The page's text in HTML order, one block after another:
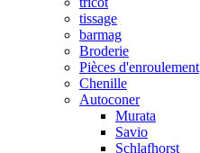
tissage
barmag
Broderie
Pièces d'enroulement
Chenille
Autoconer
Murata
Savio
Schlafhorst